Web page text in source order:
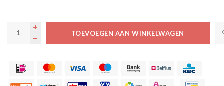
TOEVOEGEN AAN WINKELWAGEN